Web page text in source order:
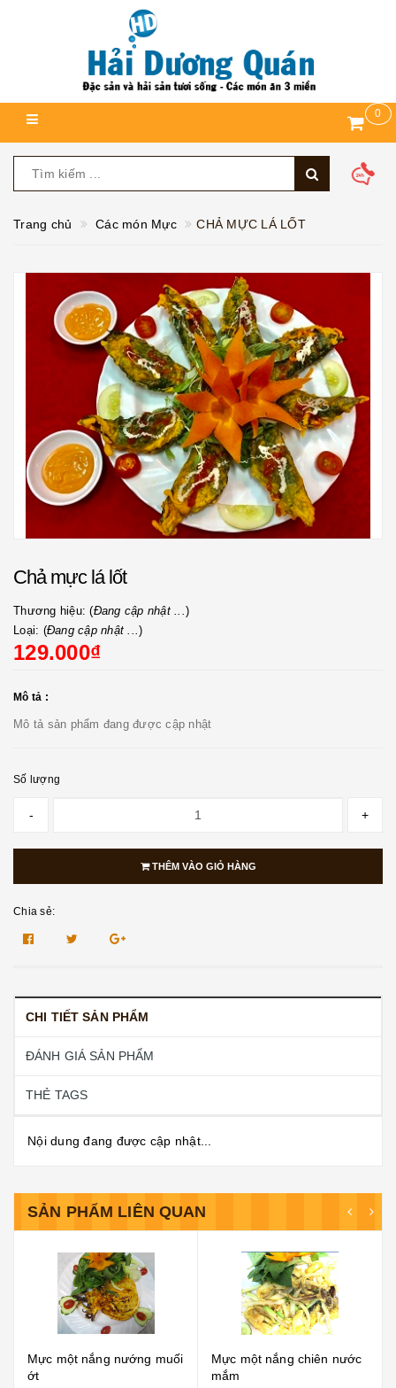
0
Trang chủ Các món Mực CHẢ MỰC LÁ LỐT
Chả mực lá lốt
Thương hiệu: (Đang cập nhật ...)
Loại: (Đang cập nhật ...)
129.000₫
Mô tả :
Mô tả sản phẩm đang được cập nhật
Số lượng
- +
THÊM VÀO GIỎ HÀNG
Chia sẻ:
CHI TIẾT SẢN PHẨM
ĐÁNH GIÁ SẢN PHẨM
THẺ TAGS
Nội dung đang được cập nhật...
SẢN PHẨM LIÊN QUAN
Mực một nắng nướng muối
ớt
Mực một nắng chiên nước
mắm